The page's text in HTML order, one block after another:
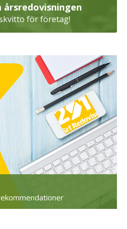
årsredovisningen
för företag!